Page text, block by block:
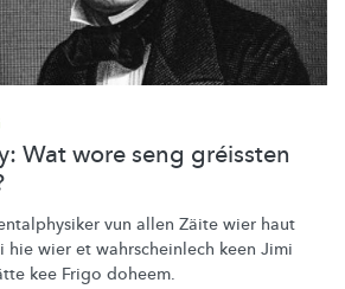
Wat wore seng gréissten
vun allen Zäite wier haut
hie wier et wahrscheinlech keen Jimi
kee Frigo doheem.